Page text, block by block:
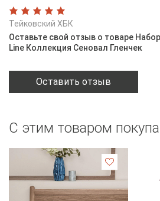
Тейковский ХБК
Оставьте свой отзыв о товаре
Line Коллекция Сеновал Гленчек
Оставить отзыв
С этим товаром